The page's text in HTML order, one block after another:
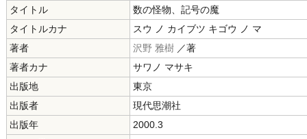
タイトル
数の怪物、記号の魔
タイトルカナ
スウ ノ カイブツ キゴウ ノ マ
著者
沢野 雅樹 ／著
著者カナ
サワノ マサキ
出版地
東京
出版者
現代思潮社
出版年
2000.3